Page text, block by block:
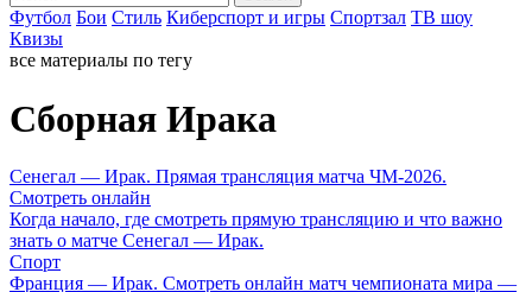
Футбол Бои Стиль Киберспорт и игры Спортзал ТВ шоу
Квизы
все материалы по тегу
Сборная Ирака
Сенегал — Ирак. Прямая трансляция матча ЧМ-2026.
Смотреть онлайн
Когда начало, где смотреть прямую трансляцию и что важно
знать о матче Сенегал — Ирак.
Спорт
Франция — Ирак. Смотреть онлайн матч чемпионата мира —